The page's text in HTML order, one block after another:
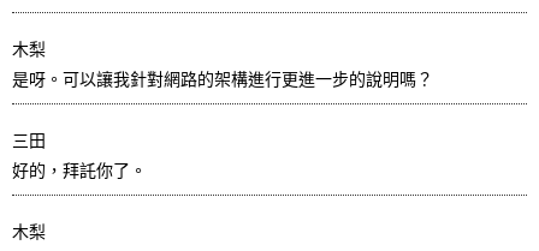
木梨
是呀。可以讓我針對網路的架構進行更進一步的說明嗎？
三田
好的，拜託你了。
木梨